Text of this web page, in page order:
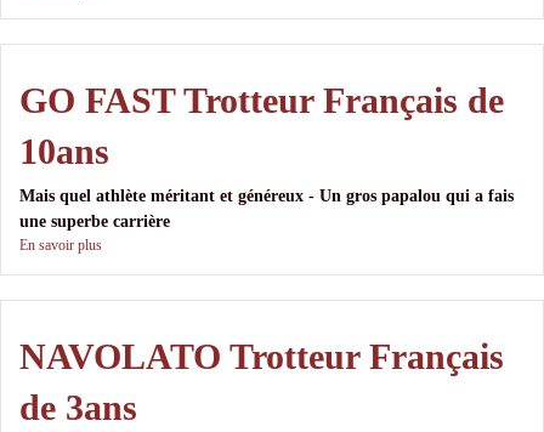
GO FAST Trotteur Français de
10ans
Mais quel athlète méritant et généreux - Un gros papalou qui a fais
une superbe carrière
En savoir plus
NAVOLATO Trotteur Français
de 3ans